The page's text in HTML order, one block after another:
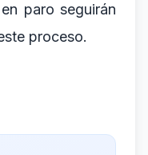
paro seguirán
proceso.